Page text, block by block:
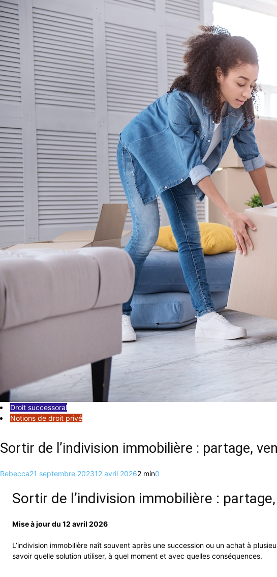
Droit successoral
Notions de droit privé
Sortir de l’indivision immobilière : partage,
Rebecca21 septembre 202312 avril 20262 min0
Sortir de l’indivision immobilière :
Mise à jour du 12 avril 2026
L’indivision immobilière naît souvent après une succession ou un achat à
savoir quelle solution utiliser, à quel moment et avec quelles conséquences.